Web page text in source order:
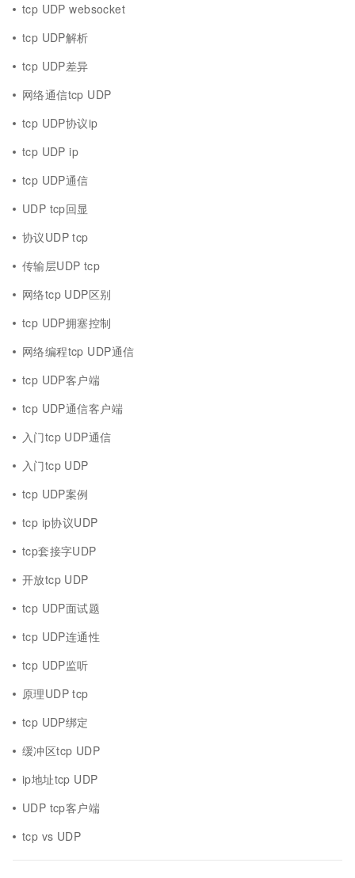
tcp UDP websocket
tcp UDP解析
tcp UDP差异
网络通信tcp UDP
tcp UDP协议ip
tcp UDP ip
tcp UDP通信
UDP tcp回显
协议UDP tcp
传输层UDP tcp
网络tcp UDP区别
tcp UDP拥塞控制
网络编程tcp UDP通信
tcp UDP客户端
tcp UDP通信客户端
入门tcp UDP通信
入门tcp UDP
tcp UDP案例
tcp ip协议UDP
tcp套接字UDP
开放tcp UDP
tcp UDP面试题
tcp UDP连通性
tcp UDP监听
原理UDP tcp
tcp UDP绑定
缓冲区tcp UDP
ip地址tcp UDP
UDP tcp客户端
tcp vs UDP